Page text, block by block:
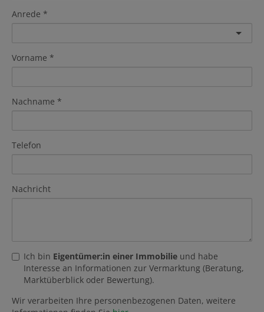
Anrede
Vorname
Nachname
Telefon
Nachricht
Ich bin Eigentümer:in einer Immobilie und habe
Interesse an Informationen zur Vermarktung (Beratung,
Marktüberblick oder Bewertung).
Wir verarbeiten Ihre personenbezogenen Daten, weitere